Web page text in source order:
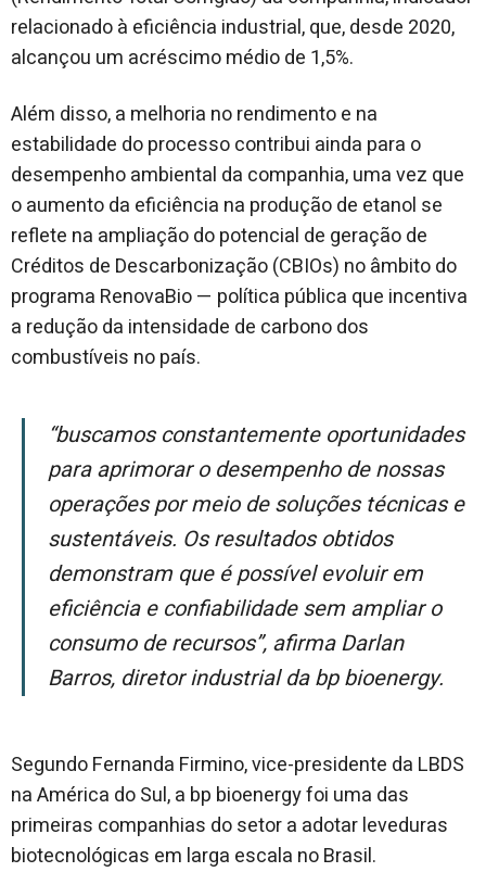
relacionado à eficiência industrial, que, desde 2020,
alcançou um acréscimo médio de 1,5%.
Além disso, a melhoria no rendimento e na
estabilidade do processo contribui ainda para o
desempenho ambiental da companhia, uma vez que
o aumento da eficiência na produção de etanol se
reflete na ampliação do potencial de geração de
Créditos de Descarbonização (CBIOs) no âmbito do
programa RenovaBio — política pública que incentiva
a redução da intensidade de carbono dos
combustíveis no país.
“Buscamos constantemente oportunidades
para aprimorar o desempenho de nossas
operações por meio de soluções técnicas e
sustentáveis. Os resultados obtidos
demonstram que é possível evoluir em
eficiência e confiabilidade sem ampliar o
consumo de recursos”, afirma Darlan
Barros, diretor industrial da bp bioenergy.
Segundo Fernanda Firmino, vice-presidente da LBDS
na América do Sul, a bp bioenergy foi uma das
primeiras companhias do setor a adotar leveduras
biotecnológicas em larga escala no Brasil.